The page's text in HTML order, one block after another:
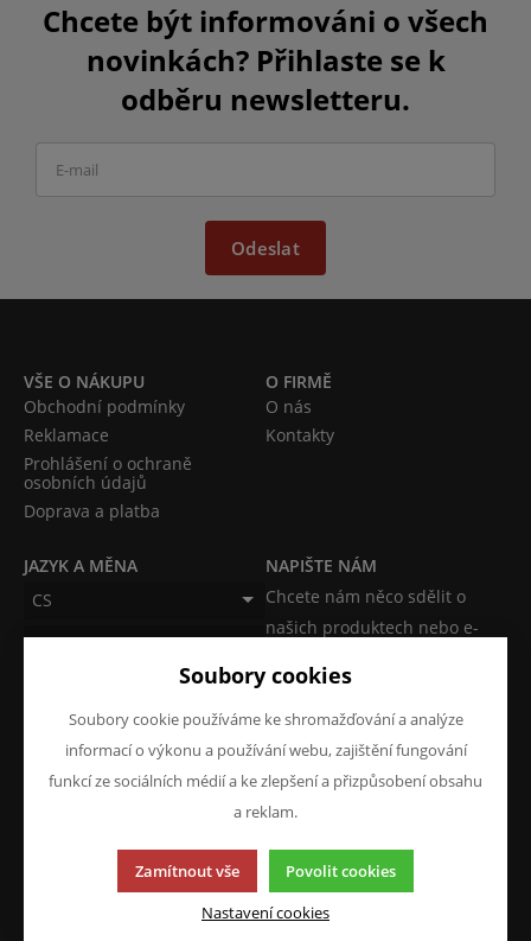
Chcete být informováni o všech
novinkách? Přihlaste se k
odběru newsletteru.
Odeslat
VŠE O NÁKUPU
Obchodní podmínky
Reklamace
Prohlášení o ochraně
osobních údajů
Doprava a platba
O FIRMĚ
O nás
Kontakty
JAZYK A MĚNA
CS
CZK (Kč)
NAPIŠTE NÁM
Chcete nám něco sdělit o
našich produktech nebo e-
Tato stránka používá soubory cookies. Klikněte pro více
© 2013-2026 ATKM s.r.o.
Soubory cookies
Soubory cookie používáme ke shromažďování a analýze
informací o výkonu a používání webu, zajištění fungování
funkcí ze sociálních médií a ke zlepšení a přizpůsobení obsahu
a reklam.
Zamítnout vše Povolit cookies
Nastavení cookies